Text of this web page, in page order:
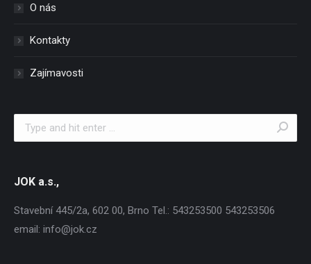
O nás
Kontakty
Zajímavosti
Search:
JOK a.s.,
Stavební 445/2a, 602 00, Brno Tel.: 543253500 543253506
email: info@jok.cz